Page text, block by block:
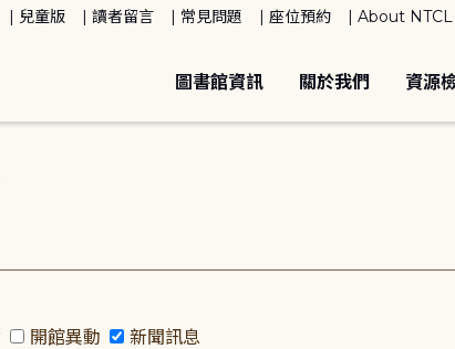
兒童版 讀者留言 常見問題 座位預約 About NTCL
圖書館資訊 關於我們 資源
開館異動 新聞訊息